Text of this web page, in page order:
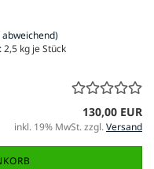
2,5 kg je Stück
130,00 EUR
inkl. 19% MwSt. zzgl.Versand